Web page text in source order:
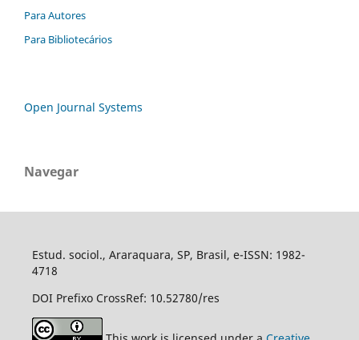
Para Autores
Para Bibliotecários
Open Journal Systems
Navegar
Estud. sociol., Araraquara, SP, Brasil, e-ISSN: 1982-
4718
DOI Prefixo CrossRef: 10.52780/res